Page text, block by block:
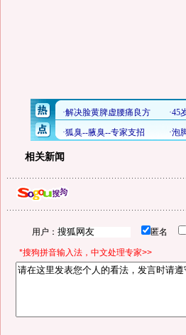
相关新闻
用户： 匿名
*搜狗拼音输入法，中文处理专家>>